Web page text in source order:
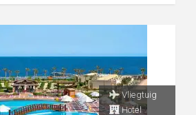
Vliegtuig
Hotel